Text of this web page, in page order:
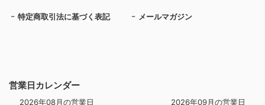
営業日カレンダー
2026年08月の営業日 2026年09月の営業日
特定商取引法に基づく表記 メールマガジン